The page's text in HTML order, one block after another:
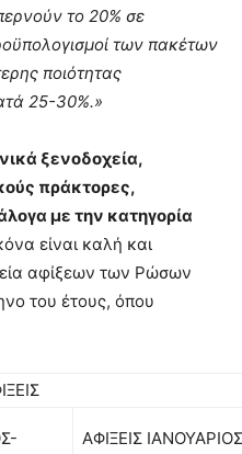
το 20% σε
των πακέτων
ποιότητας
25-30%.»
ξενοδοχεία,
πράκτορες,
με την κατηγορία
είναι καλή και
αφίξεων των Ρώσων
του έτους, όπου
ΑΦΙΞΕΙΣ